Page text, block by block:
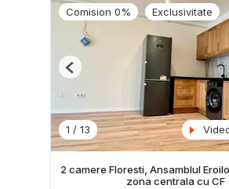
Comision 0% Exclusivitate
1 / 13
Previous
2 camere Floresti, Ansamblul
zona centrala cu CF